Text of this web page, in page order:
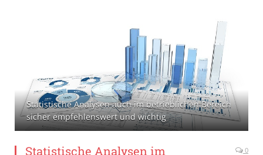
Statistische Analysen auch im betrieblichen Bereich
sicher empfehlenswert und wichtig
Statistische Analysen im
0